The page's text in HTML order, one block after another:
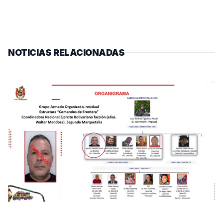
NOTICIAS RELACIONADAS